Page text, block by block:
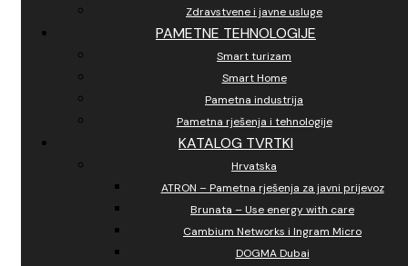
Zdravstvene i javne usluge
PAMETNE TEHNOLOGIJE
Smart turizam
Smart Home
Pametna industrija
Pametna rješenja i tehnologije
KATALOG TVRTKI
Hrvatska
ATRON – Pametna rješenja za javni prijevoz
Brunata – Use energy with care
Cambium Networks i Ingram Micro
DOGMA Dubai